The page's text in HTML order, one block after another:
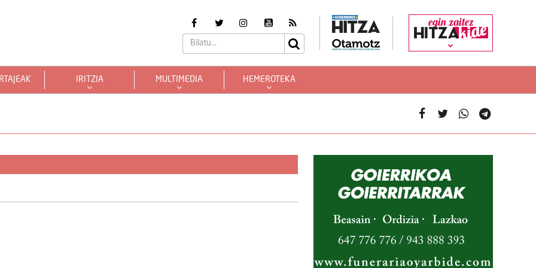
egin zaitez
IRITZIA MULTIMEDIA HEMEROTEKA